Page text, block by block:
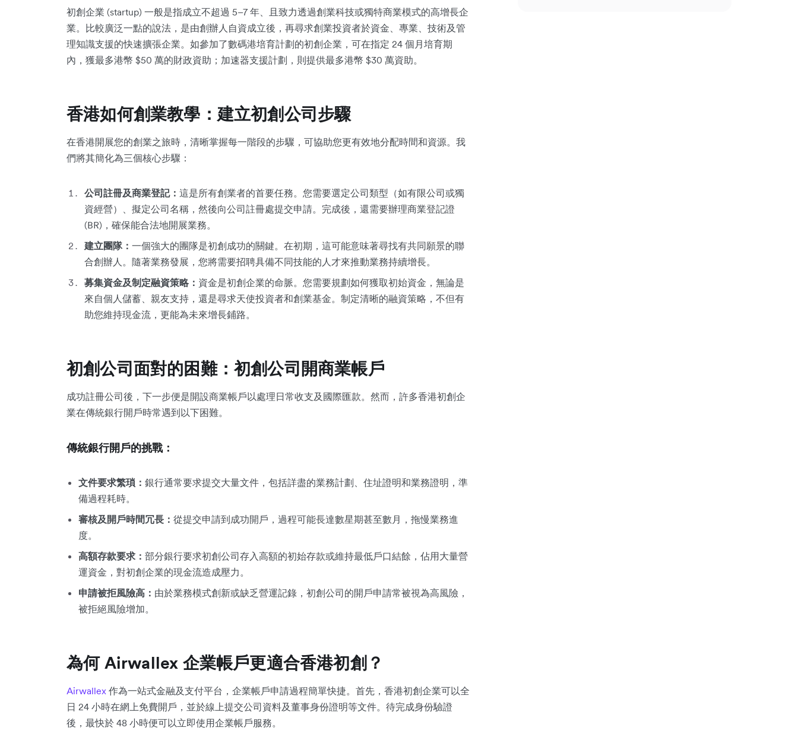
初創企業 (startup) 一般是指成立不超過 5–7 年、且致力透過創業科技或獨特商業模式的高增長企
業。比較廣泛一點的說法，是由創辦人自資成立後，再尋求創業投資者於資金、專業、技術及管
理知識支援的快速擴張企業。如參加了數碼港培育計劃的初創企業，可在指定 24 個月培育期
內，獲最多港幣 $50 萬的財政資助；加速器支援計劃，則提供最多港幣 $30 萬資助。
香港如何創業教學：建立初創公司步驟
在香港開展您的創業之旅時，清晰掌握每一階段的步驟，可協助您更有效地分配時間和資源。我
們將其簡化為三個核心步驟：
公司註冊及商業登記： 這是所有創業者的首要任務。您需要選定公司類型（如有限公司或獨
資經營）、擬定公司名稱，然後向公司註冊處提交申請。完成後，還需要辦理商業登記證
(BR)，確保能合法地開展業務。
建立團隊： 一個強大的團隊是初創成功的關鍵。在初期，這可能意味著尋找有共同願景的聯
合創辦人。隨著業務發展，您將需要招聘具備不同技能的人才來推動業務持續增長。
募集資金及制定融資策略： 資金是初創企業的命脈。您需要規劃如何獲取初始資金，無論是
來自個人儲蓄、親友支持，還是尋求天使投資者和創業基金。制定清晰的融資策略，不但有
助您維持現金流，更能為未來增長鋪路。
初創公司面對的困難：初創公司開商業帳戶
成功註冊公司後，下一步便是開設商業帳戶以處理日常收支及國際匯款。然而，許多香港初創企
業在傳統銀行開戶時常遇到以下困難。
傳統銀行開戶的挑戰：
文件要求繁瑣： 銀行通常要求提交大量文件，包括詳盡的業務計劃、住址證明和業務證明，準
備過程耗時。
審核及開戶時間冗長： 從提交申請到成功開戶，過程可能長達數星期甚至數月，拖慢業務進
度。
高額存款要求： 部分銀行要求初創公司存入高額的初始存款或維持最低戶口結餘，佔用大量營
運資金，對初創企業的現金流造成壓力。
申請被拒風險高： 由於業務模式創新或缺乏營運記錄，初創公司的開戶申請常被視為高風險，
被拒絕風險增加。
為何 Airwallex 企業帳戶更適合香港初創？
Airwallex 作為一站式金融及支付平台，企業帳戶申請過程簡單快捷。首先，香港初創企業可以全
日 24 小時在網上免費開戶，並於線上提交公司資料及董事身份證明等文件。待完成身份驗證
後，最快於 48 小時便可以立即使用企業帳戶服務。